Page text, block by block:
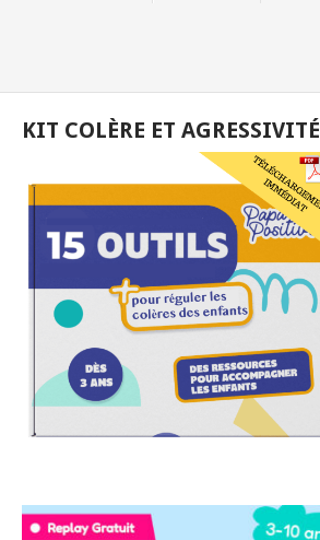
KIT COLÈRE ET AGRESSIVITÉ